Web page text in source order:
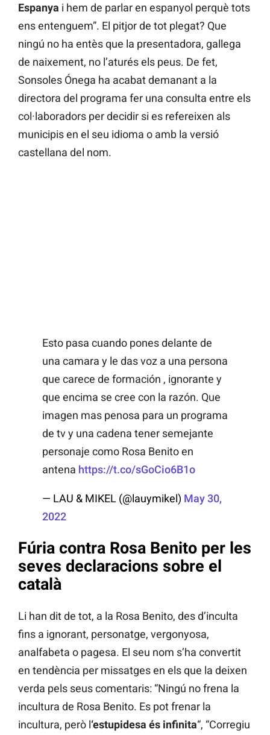
Espanya i hem de parlar en espanyol perquè tots
ens entenguem”. El pitjor de tot plegat? Que
ningú no ha entès que la presentadora, gallega
de naixement, no l’aturés els peus. De fet,
Sonsoles Ónega ha acabat demanant a la
directora del programa fer una consulta entre els
col·laboradors per decidir si es refereixen als
municipis en el seu idioma o amb la versió
castellana del nom.
Esto pasa cuando pones delante de
una camara y le das voz a una persona
que carece de formación , ignorante y
que encima se cree con la razón. Que
imagen mas penosa para un programa
de tv y una cadena tener semejante
personaje como Rosa Benito en
antena https://t.co/sGoCio6B1o
— LAU & MIKEL (@lauymikel) May 30,
2022
Fúria contra Rosa Benito per les
seves declaracions sobre el
català
Li han dit de tot, a la Rosa Benito, des d’inculta
fins a ignorant, personatge, vergonyosa,
analfabeta o pagesa. El seu nom s’ha convertit
en tendència per missatges en els que la deixen
verda pels seus comentaris: “Ningú no frena la
incultura de Rosa Benito. Es pot frenar la
incultura, però l‘estupidesa és infinita“, “Corregiu